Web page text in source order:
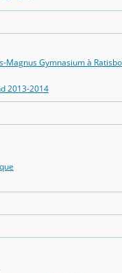
Magnus Gymnasium à
2013-2014